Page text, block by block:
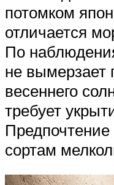
потомком
отличается
По
не вымерзает
весеннего
требует
сортам